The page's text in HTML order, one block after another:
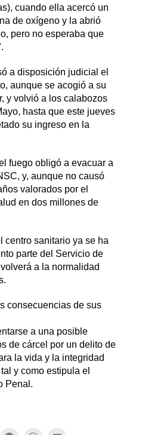
cuando ella acercó un
de oxígeno y la abrió
pero no esperaba que
a disposición judicial el
aunque se acogió a su
y volvió a los calabozos
hasta que este jueves
su ingreso en la
fuego obligó a evacuar a
y, aunque no causó
valorados por el
en dos millones de
centro sanitario ya se ha
parte del Servicio de
a la normalidad
consecuencias de sus
a una posible
de cárcel por un delito de
la vida y la integridad
y como estipula el
Penal.